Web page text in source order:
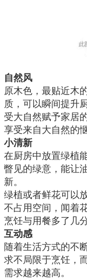
自然风
原木色 ，最贴近木
质， 可以瞬间提升
受大自然赋予家居
享受来自大自然的
小清新
在厨房中放置绿植
瞥见的绿意，能让
新。
绿植或者鲜花可以
不占用空间， 闻着
烹饪与用餐多了几
互动感
随着生活方式的不
求不局限于烹饪，
需求越来越高。